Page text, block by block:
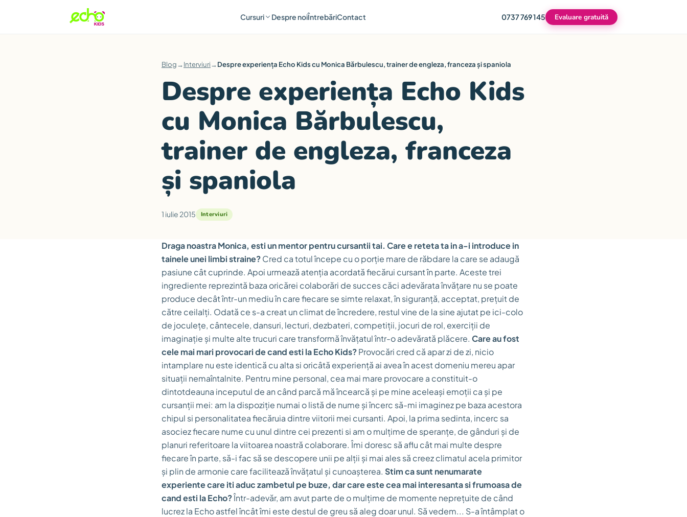
Cursuri Despre noiÎntrebăriContact 0737 769 145 Evaluare gratuită
Blog→Interviuri→Despre experiența Echo Kids cu Monica Bărbulescu, trainer de engleza, franceza și spaniola
Despre experiența Echo Kids
cu Monica Bărbulescu,
trainer de engleza, franceza
și spaniola
1 iulie 2015 Interviuri
Draga noastra Monica, esti un mentor pentru cursantii tai. Care e reteta ta in a-i introduce in
tainele unei limbi straine?Cred ca totul începe cu o porție mare de răbdare la care se adaugă
pasiune cât cuprinde. Apoi urmează atenția acordată fiecărui cursant în parte. Aceste trei
ingrediente reprezintă baza oricărei colaborări de succes căci adevărata învățare nu se poate
produce decât într-un mediu în care fiecare se simte relaxat, în siguranță, acceptat, prețuit de
către ceilalți. Odată ce s-a creat un climat de încredere, restul vine de la sine ajutat pe ici-colo
de joculețe, cântecele, dansuri, lecturi, dezbateri, competiții, jocuri de rol, exerciții de
imaginație și multe alte trucuri care transformă învățatul într-o adevărată plăcere. Care au fost
cele mai mari provocari de cand esti la Echo Kids?Provocări cred că apar zi de zi, nicio
intamplare nu este identică cu alta si oricâtă experiență ai avea în acest domeniu mereu apar
situații nemaîntalnite. Pentru mine personal, cea mai mare provocare a constituit-o
dintotdeauna inceputul de an când parcă mă încearcă și pe mine aceleași emoții ca și pe
cursanții mei: am la dispoziție numai o listă de nume și încerc să-mi imaginez pe baza acestora
chipul si personalitatea fiecăruia dintre viitorii mei cursanti. Apoi, la prima sedinta, incerc sa
asociez fiecare nume cu unul dintre cei prezenti si am o mulțime de speranțe, de gânduri și de
planuri referitoare la viitoarea noastră colaborare. Îmi doresc să aflu cât mai multe despre
fiecare în parte, să-i fac să se descopere unii pe alții și mai ales să creez climatul acela primitor
și plin de armonie care facilitează învățatul și cunoașterea. Stim ca sunt nenumarate
experiente care iti aduc zambetul pe buze, dar care este cea mai interesanta si frumoasa de
cand esti la Echo?Într-adevăr, am avut parte de o mulțime de momente neprețuite de când
lucrez la Echo astfel încât îmi este destul de greu să aleg doar unul. Să vedem... S-a întâmplat o